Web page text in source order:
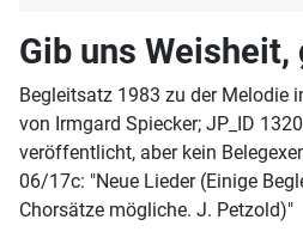
Gib uns
Begleitsatz 1983 zu der Melodie
von Irmgard Spiecker; JP_ID
veröffentlicht, aber kein
06/17c: "Neue Lieder (Einige
Chorsätze mögliche. J. Petzold)"